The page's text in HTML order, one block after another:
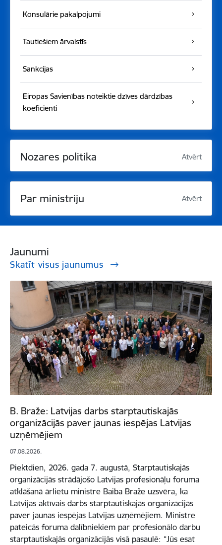
Konsulārie pakalpojumi
Tautiešiem ārvalstīs
Sankcijas
Eiropas Savienības noteiktie dzīves dārdzības
koeficienti
Nozares politika Atvērt
Par ministriju Atvērt
Jaunumi
Skatīt visus jaunumus
B. Braže: Latvijas darbs starptautiskajās
organizācijās paver jaunas iespējas Latvijas
uzņēmējiem
07.08.2026.
Piektdien, 2026. gada 7. augustā, Starptautiskajās
organizācijās strādājošo Latvijas profesionāļu foruma
atklāšanā ārlietu ministre Baiba Braže uzsvēra, ka
Latvijas aktīvais darbs starptautiskajās organizācijās
paver jaunas iespējas Latvijas uzņēmējiem. Ministre
pateicās foruma dalībniekiem par profesionālo darbu
starptautiskajās organizācijās visā pasaulē: “Jūs esat